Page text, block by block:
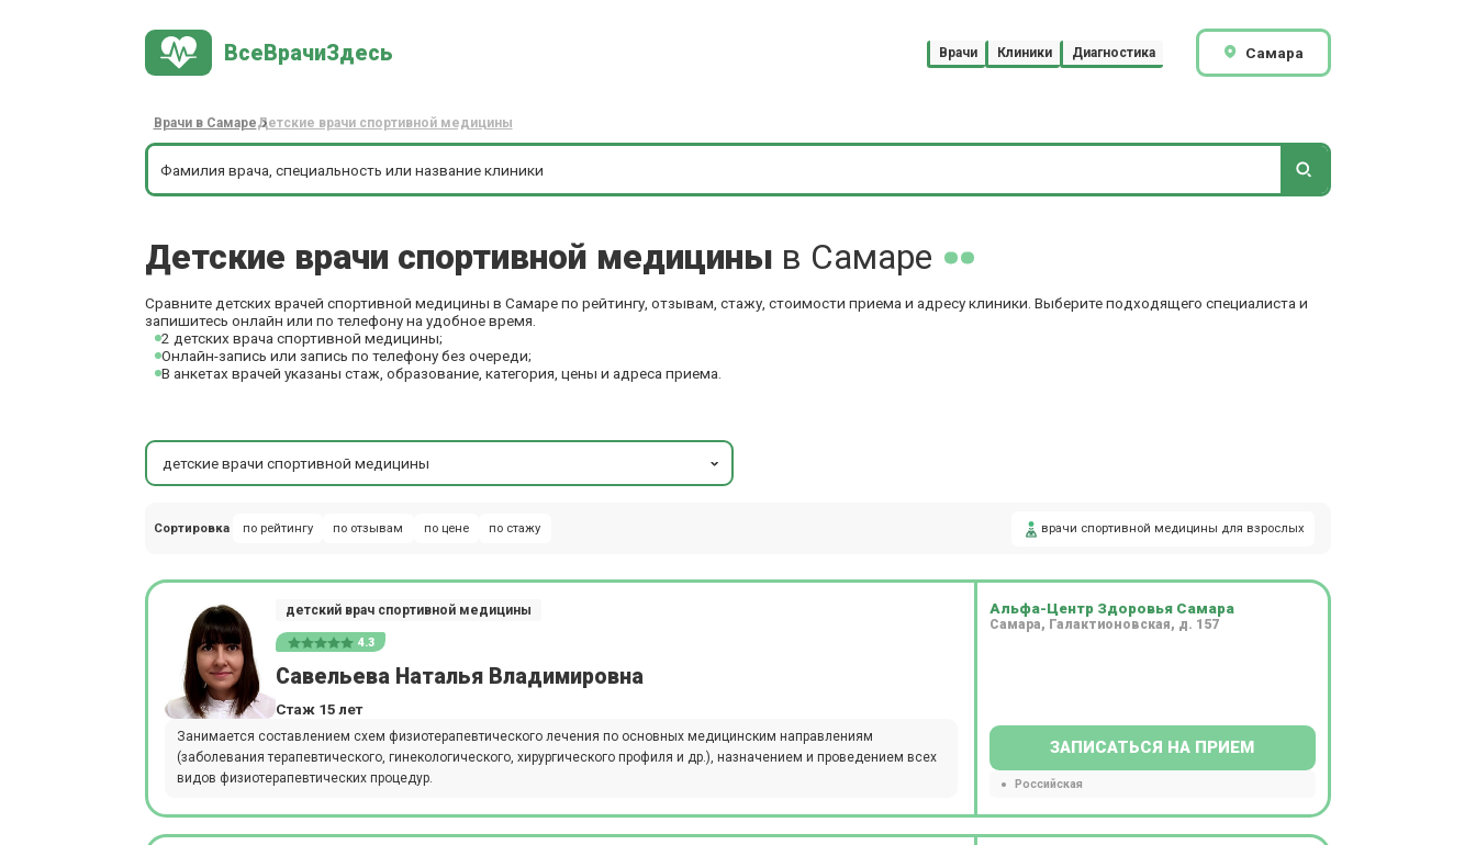
ВсеВрачиЗдесь Врачи Клиники Диагностика Самара
Врачи в СамареДетские врачи спортивной медицины
Детские врачи спортивной медицины в Самаре
Сравните детских врачей спортивной медицины в Самаре по рейтингу, отзывам, стажу, стоимости приема и адресу клиники. Выберите подходящего специалиста и
запишитесь онлайн или по телефону на удобное время.
2 детских врача спортивной медицины;
Онлайн-запись или запись по телефону без очереди;
В анкетах врачей указаны стаж, образование, категория, цены и адреса приема.
детские врачи спортивной медицины
Сортировка по рейтингу по отзывам по цене по стажу врачи спортивной медицины для взрослых
детский врач спортивной медицины
4.3
Савельева Наталья Владимировна
Стаж 15 лет
Занимается составлением схем физиотерапевтического лечения по основных медицинским направлениям
(заболевания терапевтического, гинекологического, хирургического профиля и др.), назначением и проведением всех
видов физиотерапевтических процедур.
Альфа-Центр Здоровья Самара
Самара, Галактионовская, д. 157
ЗАПИСАТЬСЯ НА ПРИЕМ
Российская